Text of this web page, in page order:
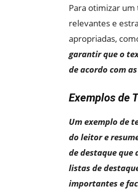
Para otimizar um
relevantes e
apropriadas,
garantir que o
de acordo com
Exemplos de
Um exemplo de
do leitor e
de destaque
listas de
importantes e